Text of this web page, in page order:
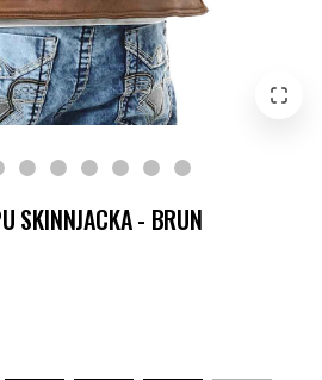
SKINNJACKA - BRUN